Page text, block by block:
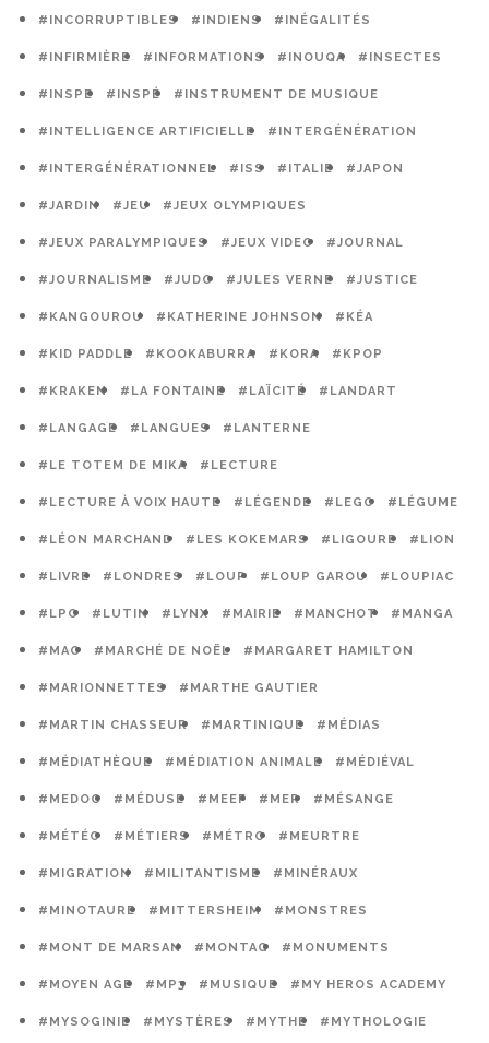
#INCORRUPTIBLES #INDIENS #INÉGALITÉS
#INFIRMIÈRE #INFORMATIONS #INOUQA #INSECTES
#INSPE #INSPÉ #INSTRUMENT DE MUSIQUE
#INTELLIGENCE ARTIFICIELLE #INTERGÉNÉRATION
#INTERGÉNÉRATIONNEL #ISS #ITALIE #JAPON
#JARDIN #JEU #JEUX OLYMPIQUES
#JEUX PARALYMPIQUES #JEUX VIDEO #JOURNAL
#JOURNALISME #JUDO #JULES VERNE #JUSTICE
#KANGOUROU #KATHERINE JOHNSON #KÉA
#KID PADDLE #KOOKABURRA #KORA #KPOP
#KRAKEN #LA FONTAINE #LAÏCITÉ #LANDART
#LANGAGE #LANGUES #LANTERNE
#LE TOTEM DE MIKA #LECTURE
#LECTURE À VOIX HAUTE #LÉGENDE #LEGO #LÉGUME
#LÉON MARCHAND #LES KOKEMARS #LIGOURE #LION
#LIVRE #LONDRES #LOUP #LOUP GAROU #LOUPIAC
#LPO #LUTIN #LYNX #MAIRIE #MANCHOT #MANGA
#MAO #MARCHÉ DE NOËL #MARGARET HAMILTON
#MARIONNETTES #MARTHE GAUTIER
#MARTIN CHASSEUR #MARTINIQUE #MÉDIAS
#MÉDIATHÈQUE #MÉDIATION ANIMALE #MÉDIÉVAL
#MEDOC #MÉDUSE #MEEF #MER #MÉSANGE
#MÉTÉO #MÉTIERS #MÉTRO #MEURTRE
#MIGRATION #MILITANTISME #MINÉRAUX
#MINOTAURE #MITTERSHEIM #MONSTRES
#MONT DE MARSAN #MONTAG #MONUMENTS
#MOYEN AGE #MP3 #MUSIQUE #MY HEROS ACADEMY
#MYSOGINIE #MYSTÈRES #MYTHE #MYTHOLOGIE